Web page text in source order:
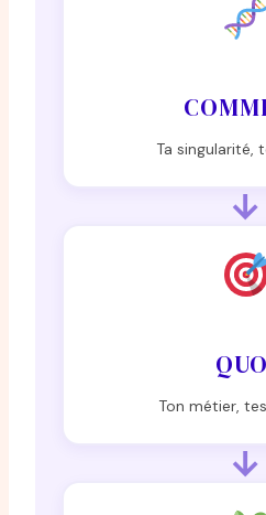
Ta singularité,
→
Ton métier,
→